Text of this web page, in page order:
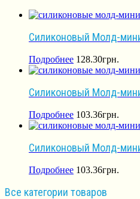
Силиконовый Молд-
Подробнее 128.30грн.
Силиконовый Молд-
Подробнее 103.36грн.
Силиконовый Молд-
Подробнее 103.36грн.
Все категории товаров